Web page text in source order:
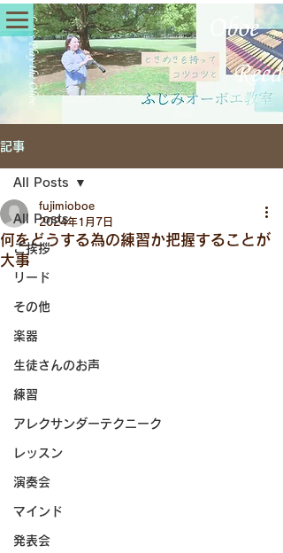
記事
All Posts
ご挨拶
リード
その他
楽器
生徒さんのお声
練習
アレクサンダーテクニーク
レッスン
演奏会
マインド
発表会
All Posts
何をどうする為の練習か把握することが
大事
fujimioboe
2024年1月7日